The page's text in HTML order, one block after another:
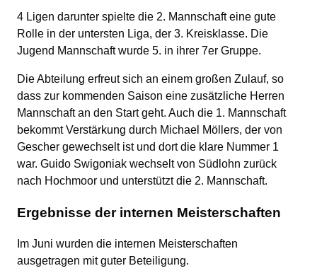
4 Ligen darunter spielte die 2. Mannschaft eine gute
Rolle in der untersten Liga, der 3. Kreisklasse. Die
Jugend Mannschaft wurde 5. in ihrer 7er Gruppe.
Die Abteilung erfreut sich an einem großen Zulauf, so
dass zur kommenden Saison eine zusätzliche Herren
Mannschaft an den Start geht. Auch die 1. Mannschaft
bekommt Verstärkung durch Michael Möllers, der von
Gescher gewechselt ist und dort die klare Nummer 1
war. Guido Swigoniak wechselt von Südlohn zurück
nach Hochmoor und unterstützt die 2. Mannschaft.
Ergebnisse der internen Meisterschaften
Im Juni wurden die internen Meisterschaften
ausgetragen mit guter Beteiligung.